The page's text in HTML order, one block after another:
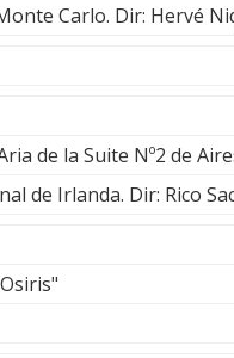
Carlo. Dir: Hervé
de la Suite Nº2 de
de Irlanda. Dir: Rico